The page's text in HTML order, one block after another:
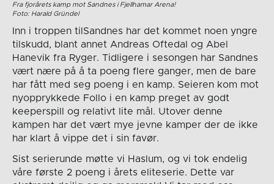
Fra fjorårets kamp mot Sandnes i Fjellhamar Arena!
Foto: Harald Gründel
Inn i troppen tilSandnes har det kommet noen yngre
tilskudd, blant annet Andreas Oftedal og Abel
Hanevik fra Ryger. Tidligere i sesongen har Sandnes
vært nære på å ta poeng flere ganger, men de bare
har fått med seg poeng i en kamp. Seieren kom mot
nyopprykkede Follo i en kamp preget av godt
keeperspill og relativt lite mål. Utover denne
kampen har det vært mye jevne kamper der de ikke
har klart å vippe det i sin favør.
Sist serierunde møtte vi Haslum, og vi tok endelig
våre første 2 poeng i årets eliteserie. Dette var